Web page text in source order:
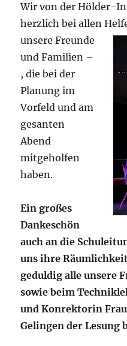
Wir von der Hölder-
herzlich bei allen
unsere Freunde
und Familien –
, die bei der
Planung im
Vorfeld und am
gesanten
Abend
mitgeholfen
haben.
Ein großes
Dankeschön
auch an die
uns ihre
geduldig alle unsere
sowie beim
und Konrektorin
Gelingen der Lesung